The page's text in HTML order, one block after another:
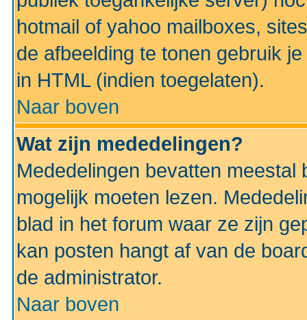
hotmail of yahoo mailboxes,
de afbeelding te tonen gebruik
in HTML (indien toegelaten).
Naar boven
Wat zijn mededelingen?
Mededelingen bevatten
mogelijk moeten lezen.
blad in het forum waar ze zijn
kan posten hangt af van de
de administrator.
Naar boven